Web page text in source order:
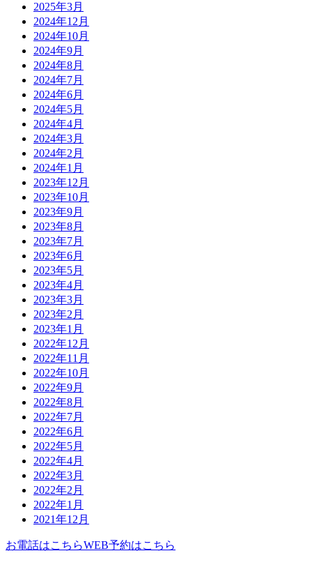
2025年3月
2024年12月
2024年10月
2024年9月
2024年8月
2024年7月
2024年6月
2024年5月
2024年4月
2024年3月
2024年2月
2024年1月
2023年12月
2023年10月
2023年9月
2023年8月
2023年7月
2023年6月
2023年5月
2023年4月
2023年3月
2023年2月
2023年1月
2022年12月
2022年11月
2022年10月
2022年9月
2022年8月
2022年7月
2022年6月
2022年5月
2022年4月
2022年3月
2022年2月
2022年1月
2021年12月
お電話はこちらWEB予約はこちら